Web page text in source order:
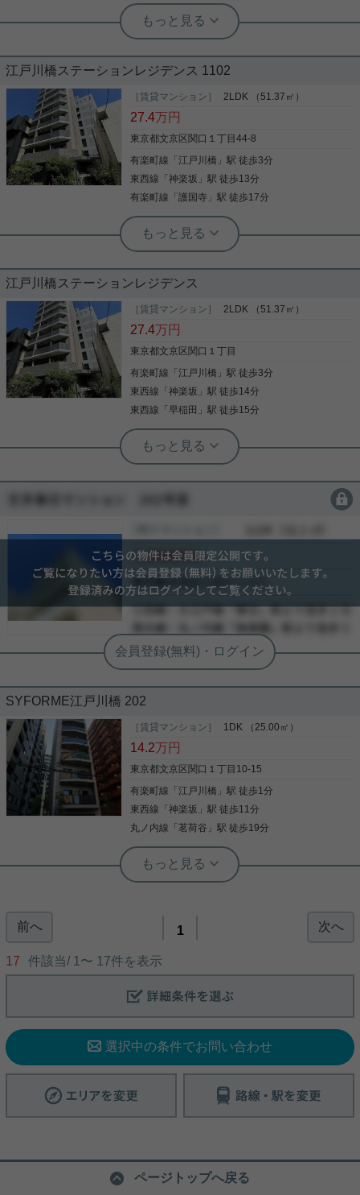
お子様を育てるのにぴったりです！ スーパーなどが
多くライフラインが整っているのも◎ 文京区での新
生活をお考えの方、是非お気軽にご連絡ください♪
実用春日ホーム 小石川店 スタッフ大久
◆最上階のワンフロア◆
ご紹介します！ 間取りは使いやすい２LDK。 15帖
越えのリビングダイニングに収納付き洋室が2部屋♪
ク付きでセキュリティも安心！ 設備も充実しており
ます。 ・モニター付きインターホン ・追い焚き機能
多く落ち着いたエリア♪ 教育施設や公園もあるため
お子様を育てるのにぴったりです！ スーパーなどが
多くライフラインが整っているのも◎ 文京区での新
生活をお考えの方、是非お気軽にご連絡ください♪
写真(9)
実用春日ホーム 本店 田村郁吹
駅近く 神楽坂も徒歩圏内！
にお問い合わせください！
写真(9)
江戸川橋ステーションレジデンス 1102
［賃貸マンション］ 2LDK （51.37㎡）
27.4万円
東京都文京区関口１丁目44-8
有楽町線 「江戸川橋 」駅 徒歩3分
東西線 「神楽坂 」駅 徒歩13分
有楽町線 「護国寺 」駅 徒歩17分
実用春日ホーム 茗荷谷店 堀田枝里
江戸川橋徒歩3分☆高階層、角部屋の
高階層、角部屋！ 西向きのお部屋です。 近くにコン
ビニもあり便利な環境です！ 3口ガスコンロや浴室
乾燥機等、室内設備も充実！ ネット無料で利用可能
です！ お気軽にお問い合わせくださいませ！ ★お電
式会社 茗荷谷店 TEL：03-6902-5021
写真(9)
江戸川橋ステーションレジデンス
［賃貸マンション］ 2LDK （51.37㎡）
27.4万円
東京都文京区関口１丁目
有楽町線 「江戸川橋 」駅 徒歩3分
東西線 「神楽坂 」駅 徒歩14分
東西線 「早稲田 」駅 徒歩15分
実用春日ホーム 江戸川橋店 秀野龍斗
【江戸川橋駅】徒歩３分。有楽町線で
「文京区の治安の良さ」と「神楽坂隣接の利便性」
ンスの良い街で落ち着いた文京ライフを満喫しませ
んか？ お部屋は、カウンターキッチンで、家事をし
ながら、ご家族との会話も弾みます。 オートロッ
ク、防犯カメラ、TVモニタ付インターホン、ディン
詳細を見る
会員限定
会員限定
会員限定
-
SYFORME江戸川橋 202
［賃貸マンション］ 1DK （25.00㎡）
14.2万円
東京都文京区関口１丁目10-15
有楽町線 「江戸川橋 」駅 徒歩1分
東西線 「神楽坂 」駅 徒歩11分
丸ノ内線 「茗荷谷 」駅 徒歩19分
実用春日ホーム 春日町店 宮崎伊織
人気の角部屋！ 設備充実の１DK物
ご覧頂き有難う御座います。 二人入居可能♪ インタ
ス・トイレ別、浴室乾燥・温水洗浄便座を完備して
おり、 室内洗濯置き場に独立洗面台。バルコニー有
間利用可能な敷地内ゴミ置き場。 TVインターホン、
ます！
前へ 1 次へ
17 件該当/ 1 〜 17件を表示
選択中の条件でお問い合わせ
ページトップへ戻る